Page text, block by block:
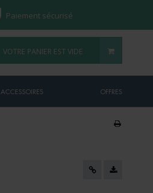
Paiement sécurisé
VOTRE PANIER EST VIDE
ACCESSOIRES OFFRES